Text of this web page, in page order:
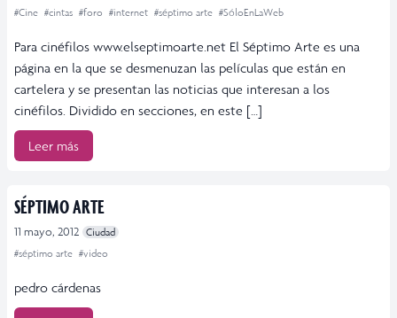
#Cine #cintas #foro #internet #séptimo arte #SóloEnLaWeb
Para cinéfilos www.elseptimoarte.net El Séptimo Arte es una
página en la que se desmenuzan las películas que están en
cartelera y se presentan las noticias que interesan a los
cinéfilos. Dividido en secciones, en este […]
Leer más
SÉPTIMO ARTE
11 mayo, 2012 Ciudad
#séptimo arte #video
pedro cárdenas